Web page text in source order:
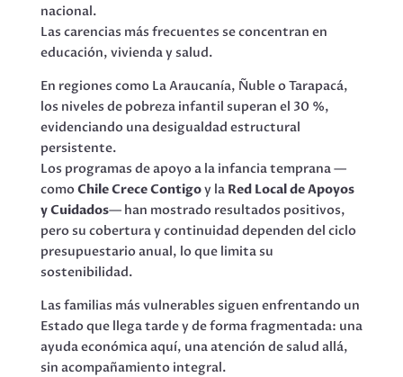
nacional.
Las carencias más frecuentes se concentran en
educación, vivienda y salud.
En regiones como La Araucanía, Ñuble o Tarapacá,
los niveles de pobreza infantil superan el 30 %,
evidenciando una desigualdad estructural
persistente.
Los programas de apoyo a la infancia temprana —
comoChile Crece Contigoy la Red Local de Apoyos
y Cuidados— han mostrado resultados positivos,
pero su cobertura y continuidad dependen del ciclo
presupuestario anual, lo que limita su
sostenibilidad.
Las familias más vulnerables siguen enfrentando un
Estado que llega tarde y de forma fragmentada: una
ayuda económica aquí, una atención de salud allá,
sin acompañamiento integral.